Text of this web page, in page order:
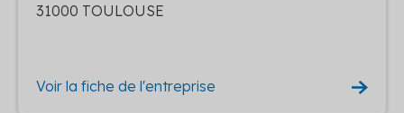
31000 TOULOUSE
Voir la fiche de l'entreprise